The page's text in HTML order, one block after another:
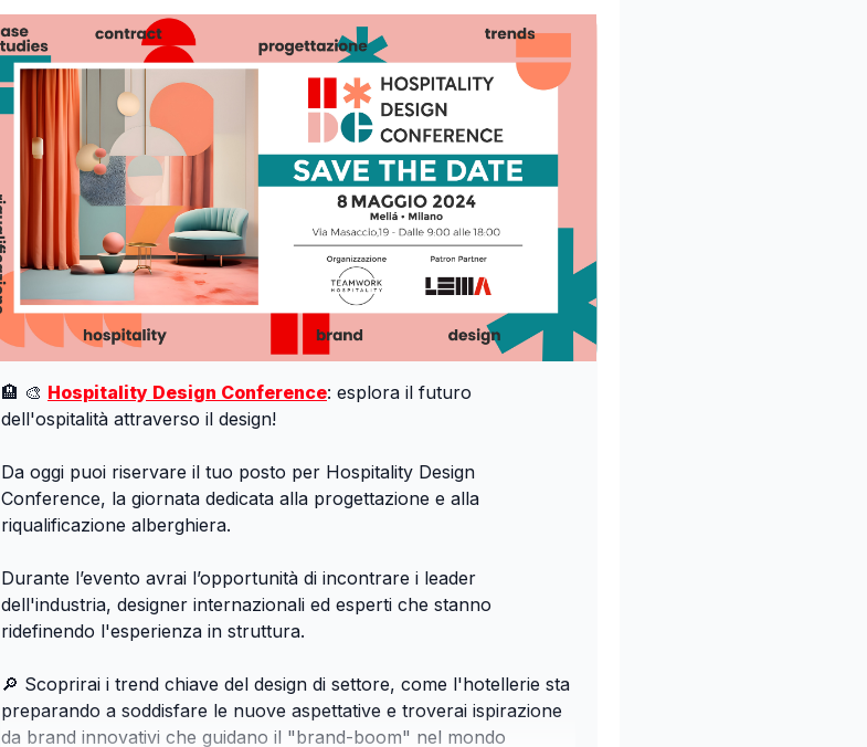
🏨 🎨 Hospitality Design Conference: esplora il futuro
dell'ospitalità attraverso il design!
Da oggi puoi riservare il tuo posto per Hospitality Design
Conference, la giornata dedicata alla progettazione e alla
riqualificazione alberghiera.
Durante l’evento avrai l’opportunità di incontrare i leader
dell'industria, designer internazionali ed esperti che stanno
ridefinendo l'esperienza in struttura.
🔎 Scoprirai i trend chiave del design di settore, come l'hotellerie sta
preparando a soddisfare le nuove aspettative e troverai ispirazione
da brand innovativi che guidano il "brand-boom" nel mondo